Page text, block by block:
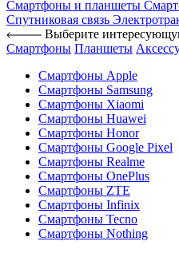
Смартфоны и планшеты
Спутниковая связь
Выберите
Смартфоны Планшеты
Смартфоны Apple
Смартфоны Samsung
Смартфоны Xiaomi
Смартфоны Huawei
Смартфоны Honor
Смартфоны Google Pixel
Смартфоны Realme
Смартфоны OnePlus
Смартфоны ZTE
Смартфоны Infinix
Смартфоны Tecno
Смартфоны Nothing